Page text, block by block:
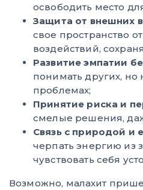
освободить место
Защита от внешних
свое пространство
воздействий,
Развитие эмпатии
понимать других, но
проблемах;
Принятие риска и
смелые решения,
Связь с природой и
черпать энергию из
чувствовать себя
Возможно, малахит